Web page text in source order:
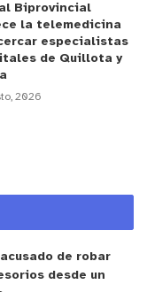
que son las
en aves, está
o gatos”.
ya han infectado
como
el inicio de la
en Chile se ha
Biprovincial
la telemedicina
especialistas
de Quillota y
2026
de robar
desde un